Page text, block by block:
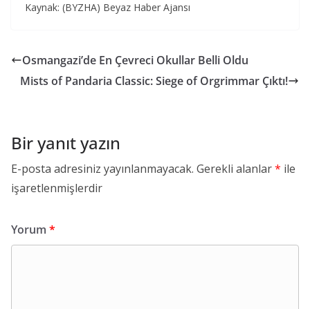
Kaynak: (BYZHA) Beyaz Haber Ajansı
Osmangazi’de En Çevreci Okullar Belli Oldu
Mists of Pandaria Classic: Siege of Orgrimmar Çıktı!
Bir yanıt yazın
E-posta adresiniz yayınlanmayacak. Gerekli alanlar* ile
işaretlenmişlerdir
Yorum *